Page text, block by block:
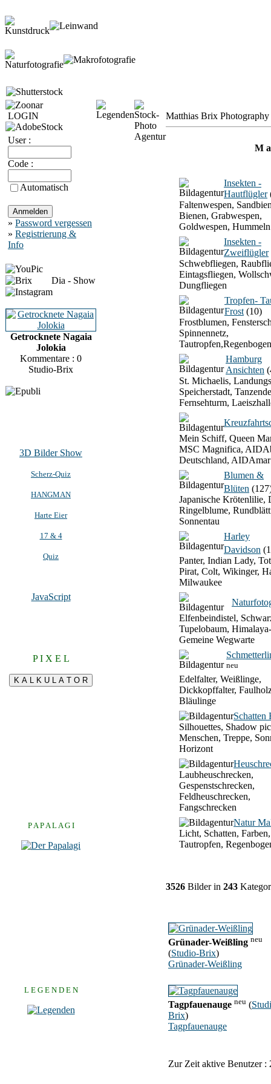
LOGIN
User :
Code :
Automatisch
» Password vergessen
» Registrierung &
Info
Dia - Show
Getrocknete Nagaia
Jolokia
Kommentare : 0
Studio-Brix
3D Bilder Show
Scherz-Quiz
HANGMAN
Harte Eier
17 & 4
Quiz
JavaScript
P I X E L
P A P A L A G I
L E G E N D E N
Matthias Brix
M
Insekten -
Hautflügler
Faltenwespen,
Bienen, Grabwespen,
Goldwespen, Hummeln
Insekten -
Zweiflügler
Schwebfliegen,
Eintagsfliegen,
Dungfliegen
Tropfen-
Frost (10)
Frostblumen,
Spinnennetz,
Hamburg
Ansichten
St. Michaelis,
Speicherstadt,
Fernsehturm,
Mein Schiff, Queen
MSC Magnifica,
Deutschland, AIDAmar
Blumen &
Blüten
Japanische Krötenlilie,
Ringelblume,
Sonnentau
Harley
Davidson
Panter, Indian Lady,
Pirat, Colt, Wikinger,
Milwaukee
Elfenbeindistel,
Tupelobaum,
Gemeine Wegwarte
neu
Edelfalter, Weißlinge,
Dickkopffalter,
Bläulinge
Schatten
Silhouettes, Shadow
Menschen, Treppe,
Horizont
Laubheuschrecken,
Gespenstschrecken,
Feldheuschrecken,
Fangschrecken
Natur
Licht, Schatten,
Tautropfen,
3526 Bilder in 243
Grünader-Weißling neu
(Studio-Brix)
Grünader-Weißling
Tagpfauenauge neu (
Brix)
Tagpfauenauge
Zur Zeit aktive Benutzer :